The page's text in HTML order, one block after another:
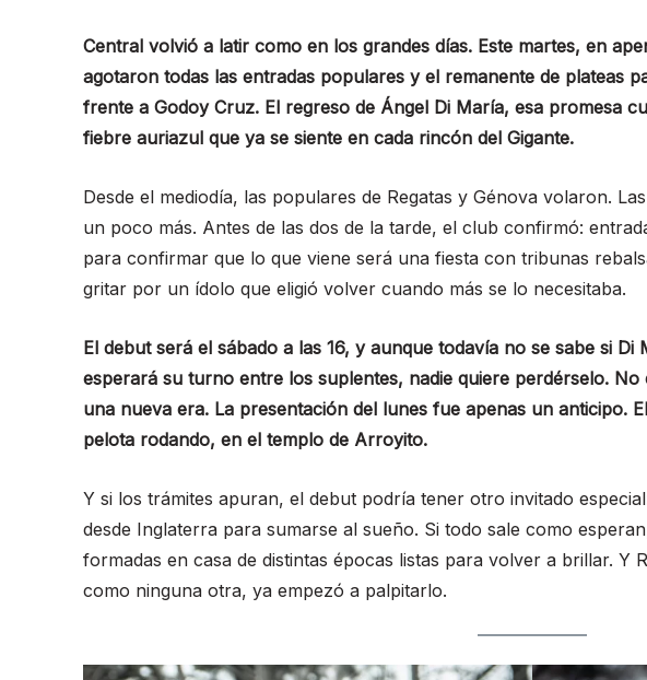
Central volvió a latir como en los grandes días. Este martes, en
agotaron todas las entradas populares y el remanente de plateas
frente a Godoy Cruz. El regreso de Ángel Di María, esa promesa
fiebre auriazul que ya se siente en cada rincón del Gigante.
Desde el mediodía, las populares de Regatas y Génova volaron.
un poco más. Antes de las dos de la tarde, el club confirmó:
para confirmar que lo que viene será una fiesta con tribunas
gritar por un ídolo que eligió volver cuando más se lo necesitaba.
El debut será el sábado a las 16, y aunque todavía no se sabe si
esperará su turno entre los suplentes, nadie quiere perdérselo.
una nueva era. La presentación del lunes fue apenas un anticipo.
pelota rodando, en el templo de Arroyito.
Y si los trámites apuran, el debut podría tener otro invitado
desde Inglaterra para sumarse al sueño. Si todo sale como
formadas en casa de distintas épocas listas para volver a brillar. Y
como ninguna otra, ya empezó a palpitarlo.